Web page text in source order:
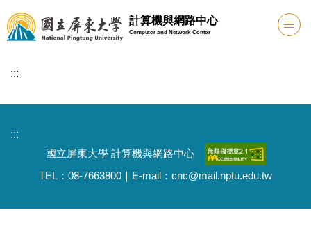
跳
到
主
內
計算機與網路中心
Computer and Network Center
:::
:::
國立屏東大學 計算機與網路中心
TEL：08-7663800｜E-mail：cnc@mail.nptu.edu.tw